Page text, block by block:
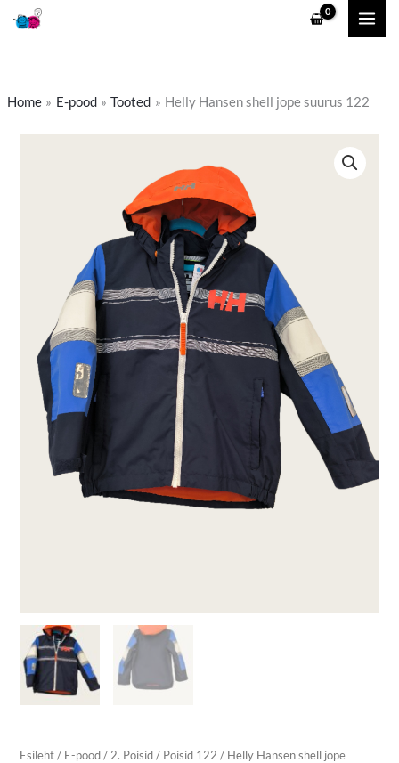
Skip
Home E-pood Tooted Helly Hansen shell jope suurus 122
Esileht/ E-pood/ 2. Poisid/ Poisid 122 / Helly Hansen shell jope